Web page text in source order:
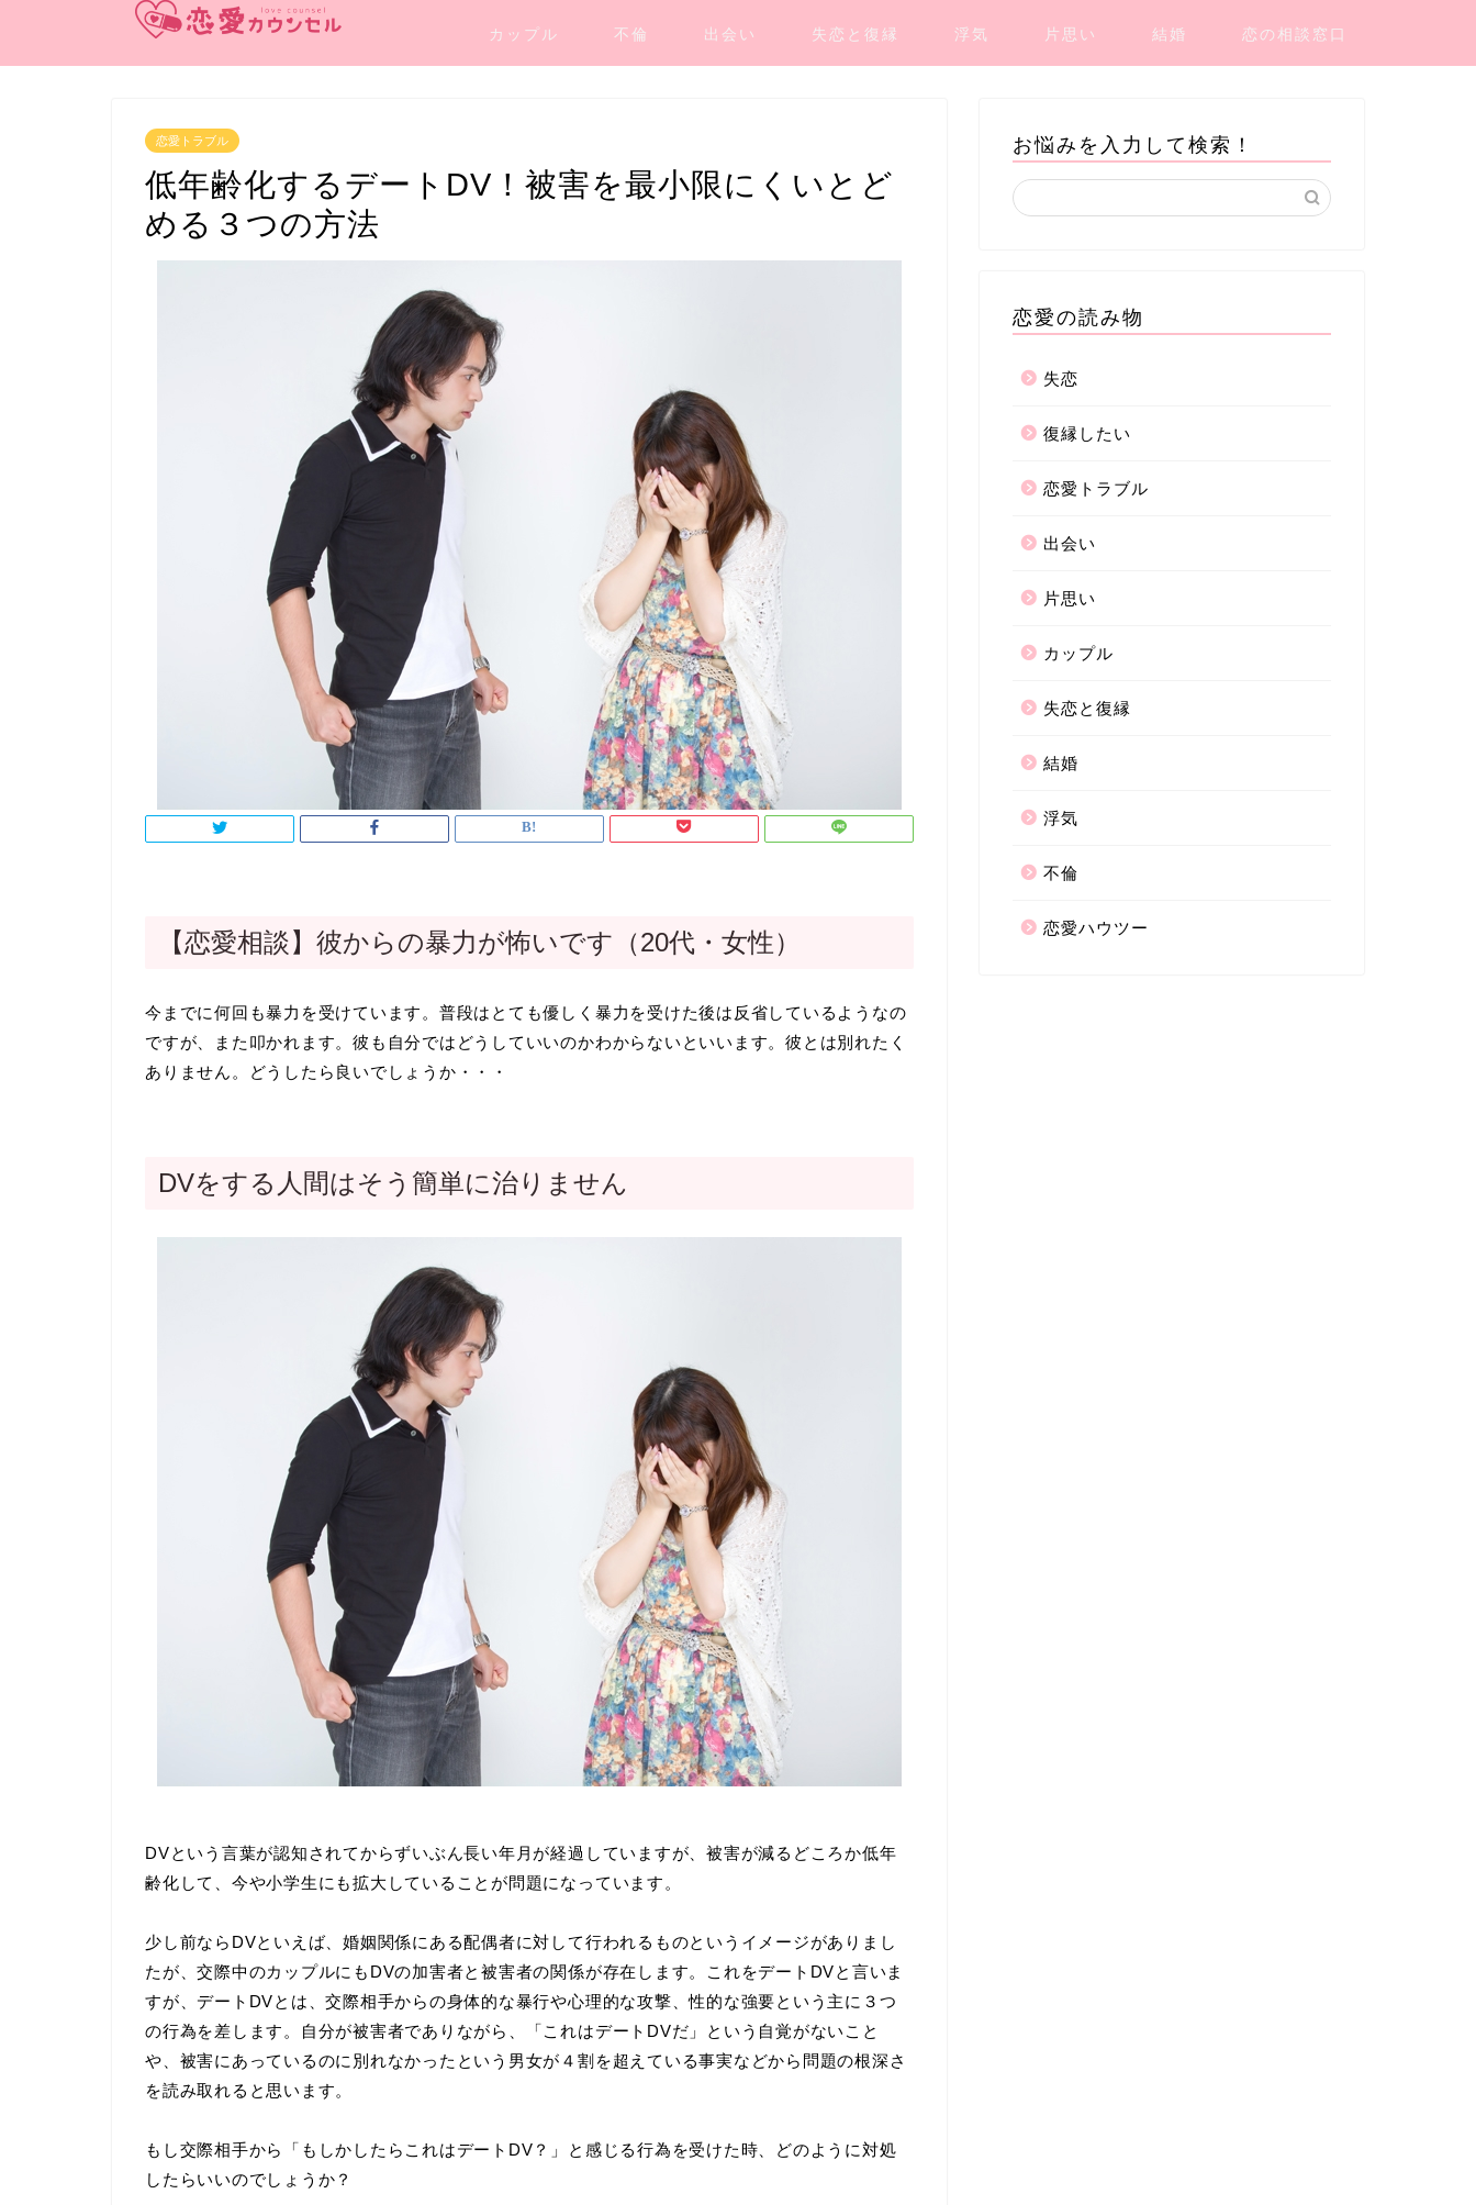
カップル 不倫 出会い 失恋と復縁 浮気 片思い 結婚 恋の相談窓口
恋愛トラブル
低年齢化するデートDV！被害を最小限にくいとど
める３つの方法
【恋愛相談】彼からの暴力が怖いです（20代・女性）
今までに何回も暴力を受けています。普段はとても優しく暴力を受けた後は反省しているようなの
ですが、また叩かれます。彼も自分ではどうしていいのかわからないといいます。彼とは別れたく
ありません。どうしたら良いでしょうか・・・
DVをする人間はそう簡単に治りません
DVという言葉が認知されてからずいぶん長い年月が経過していますが、被害が減るどころか低年
齢化して、今や小学生にも拡大していることが問題になっています。
少し前ならDVといえば、婚姻関係にある配偶者に対して行われるものというイメージがありまし
たが、交際中のカップルにもDVの加害者と被害者の関係が存在します。これをデートDVと言いま
すが、デートDVとは、交際相手からの身体的な暴行や心理的な攻撃、性的な強要という主に３つ
の行為を差します。自分が被害者でありながら、「これはデートDVだ」という自覚がないこと
や、被害にあっているのに別れなかったという男女が４割を超えている事実などから問題の根深さ
を読み取れると思います。
もし交際相手から「もしかしたらこれはデートDV？」と感じる行為を受けた時、どのように対処
したらいいのでしょうか？
お悩みを入力して検索！
恋愛の読み物
失恋
復縁したい
恋愛トラブル
出会い
片思い
カップル
失恋と復縁
結婚
浮気
不倫
恋愛ハウツー